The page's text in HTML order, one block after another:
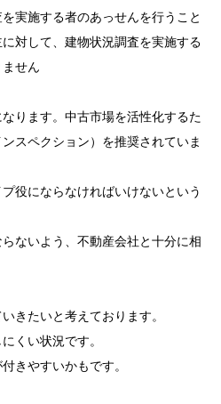
実施する者のあっせんを行うこと
対して、建物状況調査を実施する
せん
ります。中古市場を活性化するた
スペクション）を推奨されていま
役にならなければいけないという
ないよう、不動産会社と十分に相
きたいと考えております。
くい状況です。
きやすいかもです。